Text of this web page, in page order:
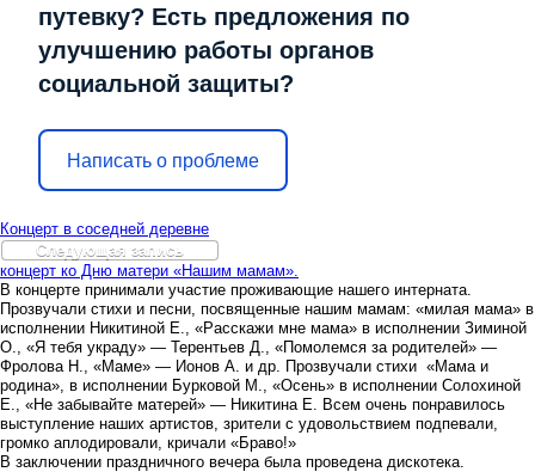
путевку? Есть предложения по
улучшению работы органов
социальной защиты?
Написать о проблеме
Концерт в соседней деревне
Следующая запись
концерт ко Дню матери «Нашим мамам».
В концерте принимали участие проживающие нашего интерната.
Прозвучали стихи и песни, посвященные нашим мамам: «милая мама» в
исполнении Никитиной Е., «Расскажи мне мама» в исполнении Зиминой
О., «Я тебя украду» — Терентьев Д., «Помолемся за родителей» —
Фролова Н., «Маме» — Ионов А. и др. Прозвучали стихи «Мама и
родина», в исполнении Бурковой М., «Осень» в исполнении Солохиной
Е., «Не забывайте матерей» — Никитина Е. Всем очень понравилось
выступление наших артистов, зрители с удовольствием подпевали,
громко аплодировали, кричали «Браво!»
В заключении праздничного вечера была проведена дискотека.